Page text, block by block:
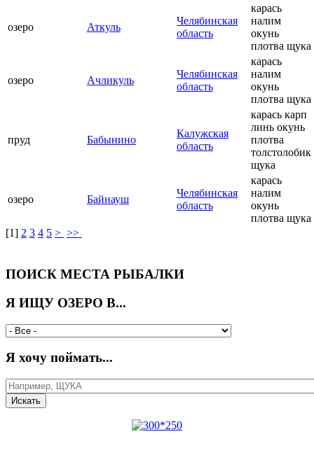
озеро Аткуль
Челябинская
область
карась
налим
окунь
плотва щука
озеро Ачликуль
Челябинская
область
карась
налим
окунь
плотва щука
пруд Бабынино
Калужская
область
карась карп
линь окунь
плотва
толстолобик
щука
озеро Байнауш
Челябинская
область
карась
налим
окунь
плотва щука
[1] 2 3 4 5 > >>
ПОИСК МЕСТА РЫБАЛКИ
Я ИЩУ ОЗЕРО В...
Я хочу поймать...